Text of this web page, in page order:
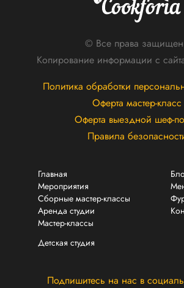
© Все права
Копирование информации с
Политика обработки
Оферта мастер-класс
Оферта выездной шеф-
Правила
Главная
Мероприятия
Сборные мастер-классы
Аренда студии
Мастер-классы
Детская студия
Подпишитесь на нас в